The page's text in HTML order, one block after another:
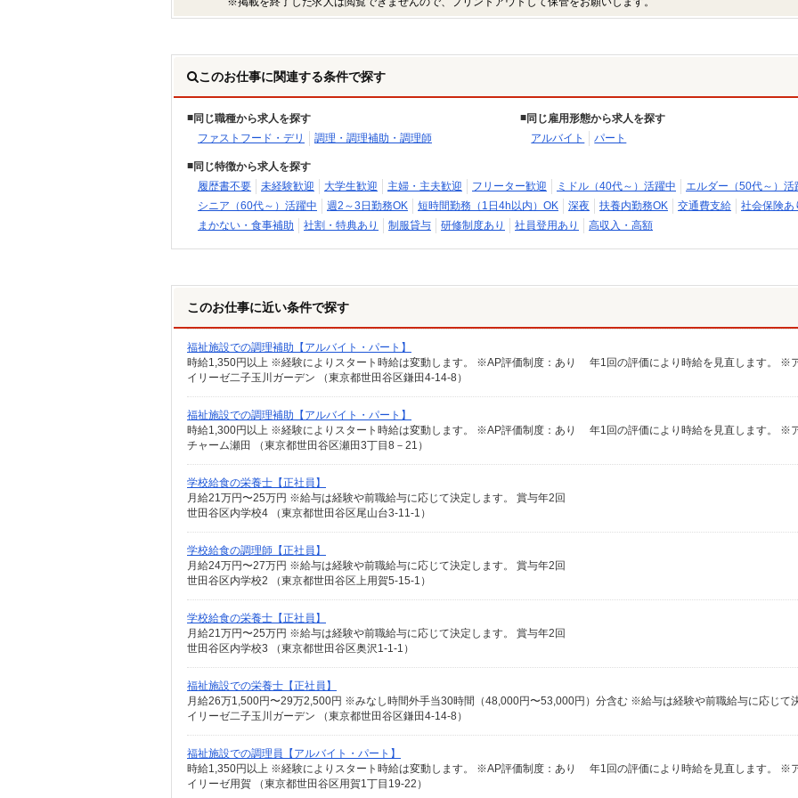
このお仕事に関連する条件で探す
同じ職種から求人を探す
ファストフード・デリ
調理・調理補助・調理師
同じ雇用形態から求人を探す
アルバイト
パート
同じ特徴から求人を探す
履歴書不要
未経験歓迎 大学生歓迎 主婦・主夫歓迎 フリーター歓迎 ミドル（40代～）活躍中
エルダー（50代～）活
シニア（60代～）活躍中
週2～3日勤務OK 短時間勤務（1日4h以内）OK 深夜 扶養内勤務OK 交通費支給
社会保険あ
まかない・食事補助
社割・特典あり 制服貸与 研修制度あり 社員登用あり 高収入・高額
このお仕事に近い条件で探す
福祉施設での調理補助【アルバイト・パート】
イリーゼ二子玉川ガーデン （東京都世田谷区鎌田4-14-8）
福祉施設での調理補助【アルバイト・パート】
チャーム瀬田 （東京都世田谷区瀬田3丁目8－21）
学校給食の栄養士【正社員】
月給21万円〜25万円 ※給与は経験や前職給与に応じて決定します。 賞与年2回
世田谷区内学校4 （東京都世田谷区尾山台3-11-1）
学校給食の調理師【正社員】
月給24万円〜27万円 ※給与は経験や前職給与に応じて決定します。 賞与年2回
世田谷区内学校2 （東京都世田谷区上用賀5-15-1）
学校給食の栄養士【正社員】
月給21万円〜25万円 ※給与は経験や前職給与に応じて決定します。 賞与年2回
世田谷区内学校3 （東京都世田谷区奥沢1-1-1）
福祉施設での栄養士【正社員】
イリーゼ二子玉川ガーデン （東京都世田谷区鎌田4-14-8）
福祉施設での調理員【アルバイト・パート】
イリーゼ用賀 （東京都世田谷区用賀1丁目19-22）